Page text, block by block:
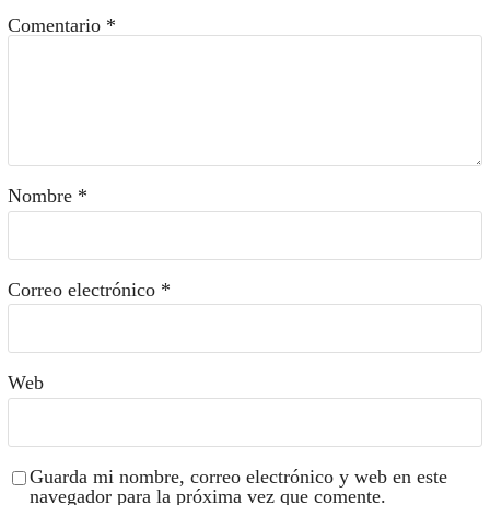
Comentario *
Nombre *
Correo electrónico *
Web
Guarda mi nombre, correo electrónico y web en este
navegador para la próxima vez que comente.